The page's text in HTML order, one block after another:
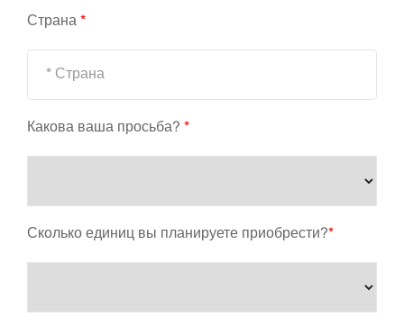
Страна *
Какова ваша просьба? *
Сколько единиц вы планируете приобрести?*